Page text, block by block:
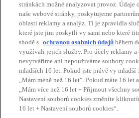
Vrátit se
Pokračovat
Stránka katalogu
Zpět nahoru
DOMŮ
Obchod
Katalog
Pro rodiče
Kontakt
stránkách možné analyzovat provoz. Údaje
naše webové stránky, poskytujeme
oblasti reklamy a analýz. Ti je zpravidla
které jste jim poskytli vy sami nebo které
shodě s ochranou osobních údajů během
využívali jejich služby. Pro účely reklamy a
nevytváříme ani nepoužíváme soubory
mladších 16 let. Pokud jste právě vy mladší
„Mám méně než 16 let“. Pokud máte 16 let
„Mám více než 16 let + Přijmout všechny
Nastavení souborů cookies změníte
16 let + Nastavení souborů cookies“.